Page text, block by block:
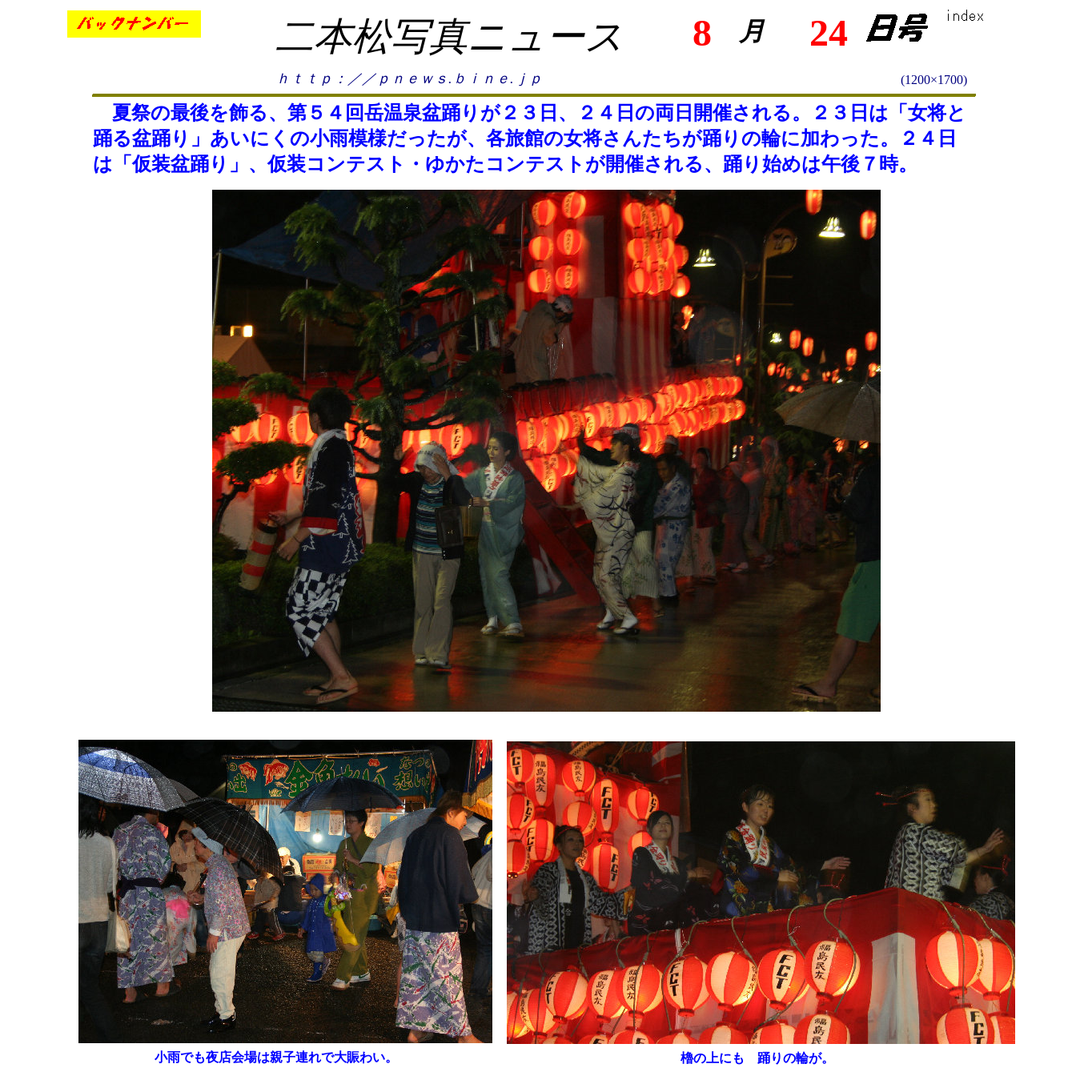
8 24
二本松写真ニュース 月
ｈｔｔｐ：／／ｐｎｅｗｓ.ｂｉｎｅ.ｊｐ (1200×1700)
夏祭の最後を飾る、第５４回岳温泉盆踊りが２３日、２４日の両日開催される。２３日は「女将と
踊る盆踊り」あいにくの小雨模様だったが、各旅館の女将さんたちが踊りの輪に加わった。２４日
は「仮装盆踊り」、仮装コンテスト・ゆかたコンテストが開催される、踊り始めは午後７時。
小雨でも夜店会場は親子連れで大賑わい。 櫓の上にも 踊りの輪が。